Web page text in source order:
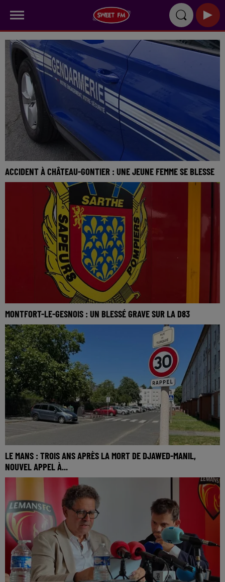
ACCIDENT À CHÂTEAU-GONTIER : UNE JEUNE FEMME SE BLESSE
MONTFORT-LE-GESNOIS : UN BLESSÉ GRAVE SUR LA D83
LE MANS : TROIS ANS APRÈS LA MORT DE DJAWED-MANIL,
NOUVEL APPEL À...